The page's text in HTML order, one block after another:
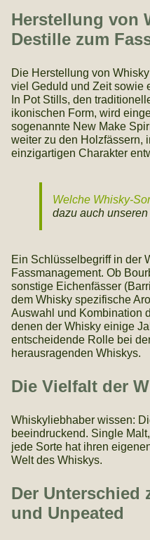
Herstellung von
Destille zum
Die Herstellung von
viel Geduld und Zeit sowie
In Pot Stills, den
ikonischen Form, wird
sogenannte New Make
weiter zu den Holzfässern,
einzigartigen Charakter
Welche Whisky-
dazu auch
Ein Schlüsselbegriff in der
Fassmanagement. Ob
sonstige Eichenfässer
dem Whisky spezifische
Auswahl und Kombination
denen der Whisky einige
entscheidende Rolle bei
herausragenden Whiskys.
Die Vielfalt der
Whiskyliebhaber wissen:
beeindruckend. Single
jede Sorte hat ihren
Welt des Whiskys.
Der Unterschied
und Unpeated